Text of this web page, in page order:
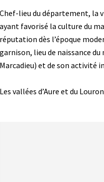
Chef-lieu du département, la
ayant favorisé la culture du
réputation dès l’époque
garnison, lieu de naissance
Marcadieu) et de son activité
Les vallées d’Aure et du